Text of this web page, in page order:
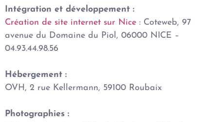
Intégration et développement :
Création de site internet sur Nice : Coteweb, 97
avenue du Domaine du Piol, 06000 NICE –
04.93.44.98.56
Hébergement :
OVH, 2 rue Kellermann, 59100 Roubaix
Photographies :